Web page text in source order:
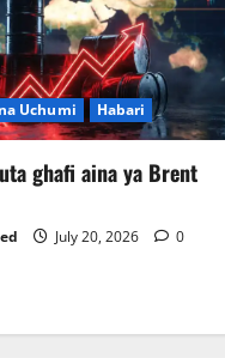
Uchumi Habari
ghafi aina ya Brent
July 20, 2026 0